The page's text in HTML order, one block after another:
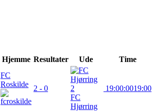
Hjemme Resultater Ude Time
FC
Roskilde
2 - 0
FC
Hjørring
19:00:0019:00